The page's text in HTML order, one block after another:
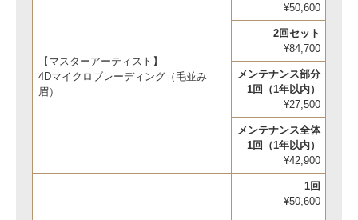
【マスターアーティスト】
4Dマイクロブレーディング（毛並み
眉）
¥50,600
2回セット
¥84,700
メンテナンス部分
1回（1年以内）
¥27,500
メンテナンス全体
1回（1年以内）
¥42,900
1回
¥50,600